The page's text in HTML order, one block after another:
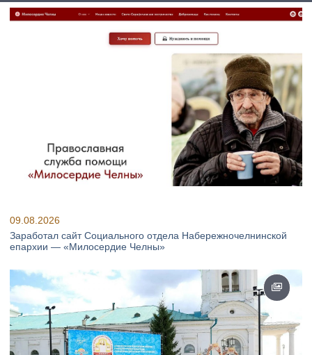
09.08.2026
Заработал сайт Социального отдела Набережночелнинской
епархии — «Милосердие Челны»